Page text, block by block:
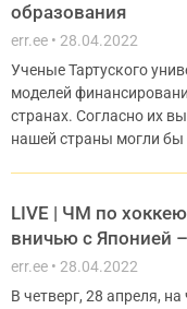
образования
err.ee
28.04.2022
Ученые Тартуского
моделей
странах. Согласно их
нашей страны могли бы
LIVE | ЧМ по
вничью с Японией
err.ee
28.04.2022
В четверг, 28 апреля,